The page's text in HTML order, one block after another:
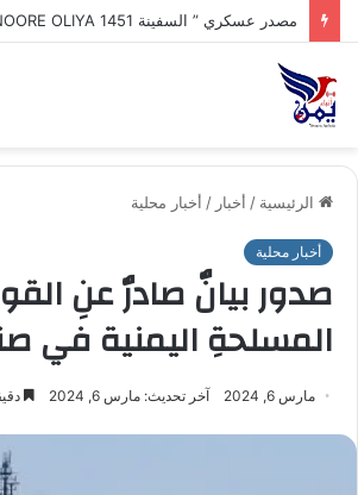
الرئيسية / أخبار / أخبار محلية
أخبار محلية
صدور بيانٌ صادرٌ عنِ
المسلحةِ اليمنية في
مارس 6, 2024 آخر تحديث: مارس 6, 2024